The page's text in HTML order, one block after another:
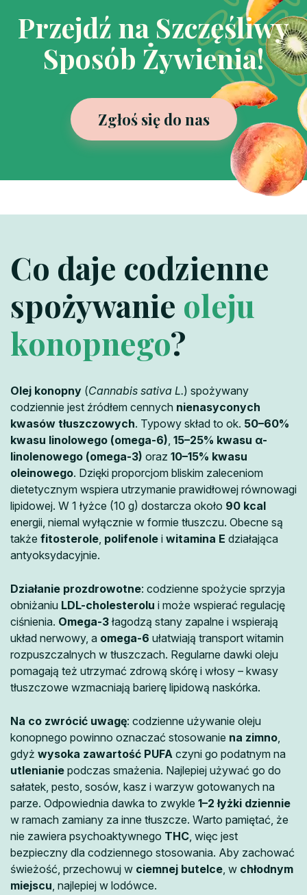
Przejdź na Szczęśliwy
Sposób Żywienia!
Zgłoś się do nas
Co daje codzienne
spożywanie oleju
konopnego?
Olej konopny (Cannabis sativa L.) spożywany
codziennie jest źródłem cennych nienasyconych
kwasów tłuszczowych. Typowy skład to ok. 50–60%
kwasu linolowego (omega-6) 15–25% kwasu α-
linolenowego (omega-3) oraz 10–15% kwasu
oleinowego. Dzięki proporcjom bliskim zaleceniom
dietetycznym wspiera utrzymanie prawidłowej równowagi
lipidowej. W 1 łyżce (10 g) dostarcza około 90 kcal
energii, niemal wyłącznie w formie tłuszczu. Obecne są
także fitosterole polifenole i witamina E działająca
antyoksydacyjnie.
Działanie prozdrowotne: codzienne spożycie sprzyja
obniżaniu LDL-cholesterolu i może wspierać regulację
ciśnienia. Omega-3 łagodzą stany zapalne i wspierają
układ nerwowy, a omega-6 ułatwiają transport witamin
rozpuszczalnych w tłuszczach. Regularne dawki oleju
pomagają też utrzymać zdrową skórę i włosy – kwasy
tłuszczowe wzmacniają barierę lipidową naskórka.
Na co zwrócić uwagę: codzienne używanie oleju
konopnego powinno oznaczać stosowanie na zimno
gdyż wysoka zawartość PUFA czyni go podatnym na
utlenianie podczas smażenia. Najlepiej używać go do
sałatek, pesto, sosów, kasz i warzyw gotowanych na
parze. Odpowiednia dawka to zwykle 1–2 łyżki dziennie
w ramach zamiany za inne tłuszcze. Warto pamiętać, że
nie zawiera psychoaktywnego THC , więc jest
bezpieczny dla codziennego stosowania. Aby zachować
świeżość, przechowuj w ciemnej butelce , w chłodnym
miejscu , najlepiej w lodówce.